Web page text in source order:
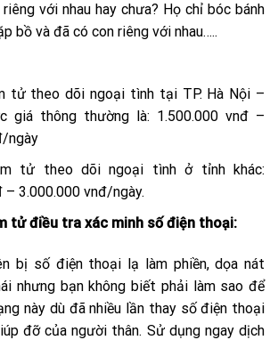
với nhau hay chưa? Họ chỉ bóc bánh
bồ và đã có con riêng với nhau…..
tử theo dõi ngoại tình tại TP. Hà Nội –
giá thông thường là: 1.500.000 vnđ –
ngày
tử theo dõi ngoại tình ở tỉnh khác:
– 3.000.000 vnđ/ngày.
tử điều tra xác minh số điện thoại:
bị số điện thoại lạ làm phiền, dọa nát
nhưng bạn không biết phải làm sao để
này dù đã nhiều lần thay số điện thoại
đỡ của người thân. Sử dụng ngay dịch